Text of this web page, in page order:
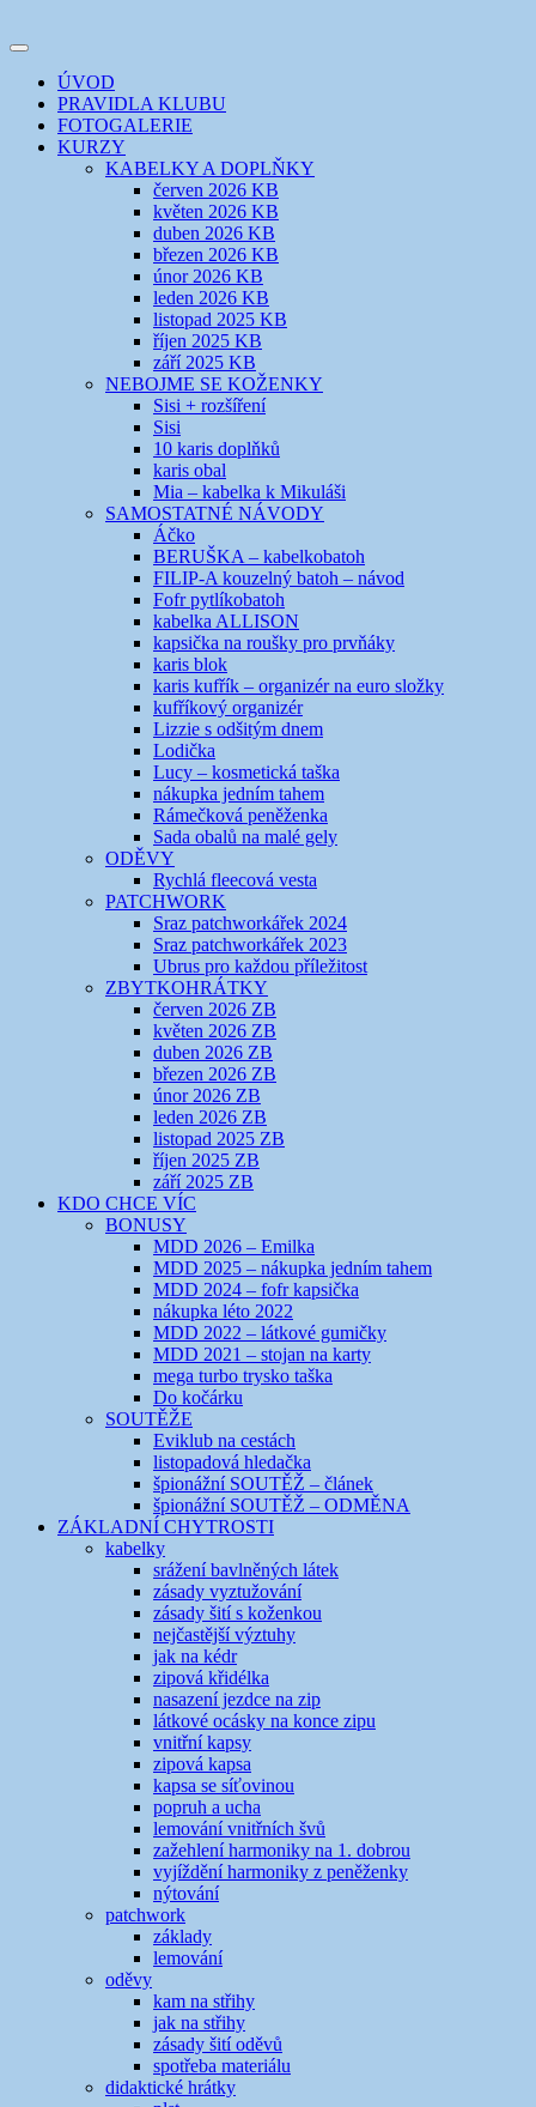
k
webuEVIKLUB
šicí klub
Toggle
navigation
ÚVOD
PRAVIDLA KLUBU
FOTOGALERIE
KURZY
KABELKY A DOPLŇKY
červen 2026 KB
květen 2026 KB
duben 2026 KB
březen 2026 KB
únor 2026 KB
leden 2026 KB
listopad 2025 KB
říjen 2025 KB
září 2025 KB
NEBOJME SE KOŽENKY
Sisi + rozšíření
Sisi
10 karis doplňků
karis obal
Mia – kabelka k Mikuláši
SAMOSTATNÉ NÁVODY
Áčko
BERUŠKA – kabelkobatoh
FILIP-A kouzelný batoh – návod
Fofr pytlíkobatoh
kabelka ALLISON
kapsička na roušky pro prvňáky
karis blok
karis kufřík – organizér na euro složky
kufříkový organizér
Lizzie s odšitým dnem
Lodička
Lucy – kosmetická taška
nákupka jedním tahem
Rámečková peněženka
Sada obalů na malé gely
ODĚVY
Rychlá fleecová vesta
PATCHWORK
Sraz patchworkářek 2024
Sraz patchworkářek 2023
Ubrus pro každou příležitost
ZBYTKOHRÁTKY
červen 2026 ZB
květen 2026 ZB
duben 2026 ZB
březen 2026 ZB
únor 2026 ZB
leden 2026 ZB
listopad 2025 ZB
říjen 2025 ZB
září 2025 ZB
KDO CHCE VÍC
BONUSY
MDD 2026 – Emilka
MDD 2025 – nákupka jedním tahem
MDD 2024 – fofr kapsička
nákupka léto 2022
MDD 2022 – látkové gumičky
MDD 2021 – stojan na karty
mega turbo trysko taška
Do kočárku
SOUTĚŽE
Eviklub na cestách
listopadová hledačka
špionážní SOUTĚŽ – článek
špionážní SOUTĚŽ – ODMĚNA
ZÁKLADNÍ CHYTROSTI
kabelky
srážení bavlněných látek
zásady vyztužování
zásady šití s koženkou
nejčastější výztuhy
jak na kédr
zipová křidélka
nasazení jezdce na zip
látkové ocásky na konce zipu
vnitřní kapsy
zipová kapsa
kapsa se síťovinou
popruh a ucha
lemování vnitřních švů
zažehlení harmoniky na 1. dobrou
vyjíždění harmoniky z peněženky
nýtování
patchwork
základy
lemování
oděvy
kam na střihy
jak na střihy
zásady šití oděvů
spotřeba materiálu
didaktické hrátky